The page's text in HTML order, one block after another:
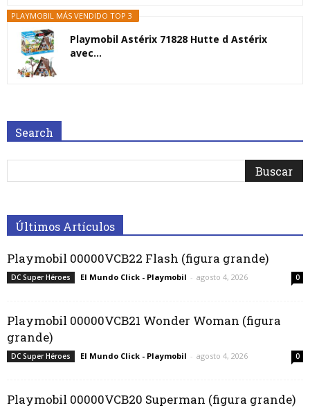
PLAYMOBIL MÁS VENDIDO TOP 3
Playmobil Astérix 71828 Hutte d Astérix
avec...
Search
Últimos Artículos
Playmobil 00000VCB22 Flash (figura grande)
DC Super Héroes El Mundo Click - Playmobil - agosto 4, 2026 0
Playmobil 00000VCB21 Wonder Woman (figura
grande)
DC Super Héroes El Mundo Click - Playmobil - agosto 4, 2026 0
Playmobil 00000VCB20 Superman (figura grande)